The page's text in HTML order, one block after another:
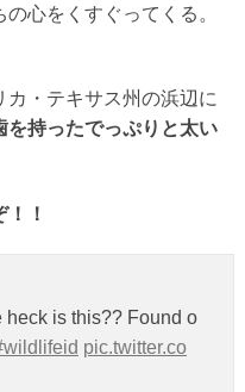
心をくすぐってくる。
・テキサス州の浜辺に
を持ったでっぷりと太い
！
heck is this?? Found o
pic.twitter.co